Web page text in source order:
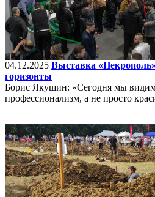
04.12.2025 Выставка
горизонты
Борис Якушин: «Сегодня мы
профессионализм, а не просто